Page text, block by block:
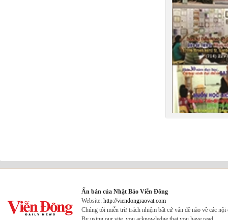
Ấn bản của Nhật Báo Viễn Đông
Website: http://viendongraovat.com
Chúng tôi miễn trừ trách nhiệm bất cứ vấn đề nào về các